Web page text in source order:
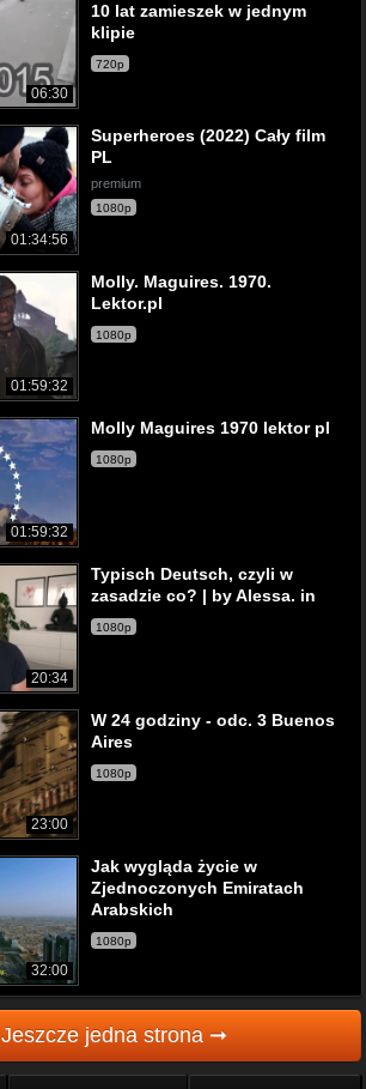
06:30
10 lat zamieszek w jednym
klipie
720p
01:34:56
Superheroes (2022) Cały film
PL
premium
1080p
01:59:32
Molly. Maguires. 1970.
Lektor.pl
1080p
01:59:32
Molly Maguires 1970 lektor pl
1080p
20:34
Typisch Deutsch, czyli w
zasadzie co? | by Alessa. in
1080p
23:00
W 24 godziny - odc. 3 Buenos
Aires
1080p
32:00
Jak wygląda życie w
Zjednoczonych Emiratach
Arabskich
1080p
Jeszcze jedna strona ➞